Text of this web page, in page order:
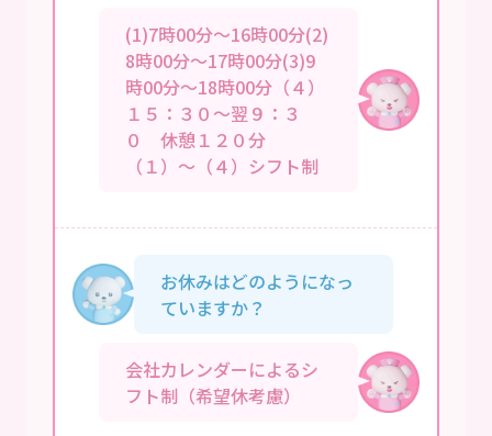
(1)7時00分～16時00分(2)
8時00分～17時00分(3)9
時00分～18時00分（４）
１５：３０～翌９：３
０ 休憩１２０分
（１）～（４）シフト制
お休みはどのようになっ
ていますか？
会社カレンダーによるシ
フト制（希望休考慮）